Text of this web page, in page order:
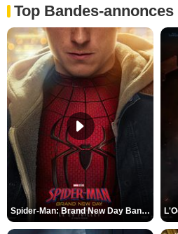
Top Bandes-annonces
Spider-Man: Brand New Day Bande-annonce VO STFR